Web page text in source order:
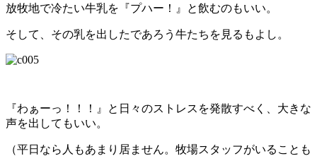
放牧地で冷たい牛乳を『プハー！』と飲むのもいい。
そして、その乳を出したであろう牛たちを見るもよし。
『わぁーっ！！！』と日々のストレスを発散すべく、大きな
声を出してもいい。
（平日なら人もあまり居ません。牧場スタッフがいることも